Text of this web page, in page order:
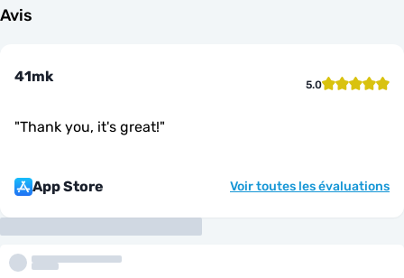
Avis
41mk 5.0
"Thank you, it's great!"
App Store Voir toutes les évaluations